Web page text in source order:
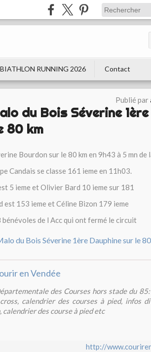
BIATHLON RUNNING 2026 Contact
Publié par
du Bois Séverine 1ère
80 km
Bourdon sur le 80 km en 9h43 à 5 mn de
Candais se classe 161 ieme en 11h03.
5 ieme et Olivier Bard 10 ieme sur 181
est 153 ieme et Céline Bizon 179 ieme
bénévoles de l Acc qui ont fermé le circuit
en Vendée
des Courses hors stade du
calendrier des courses à pied, infos
calendrier des course à pied etc
http://